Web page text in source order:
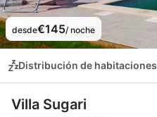
desde€145/ noche
Distribución de habitaciones
Villa Sugari